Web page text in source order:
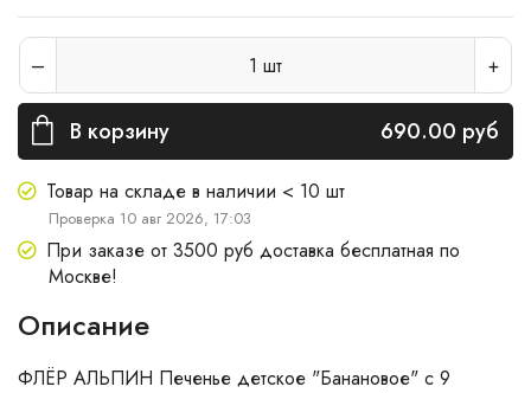
1 шт
В корзину 690.00 руб
Товар на складе в наличии < 10 шт
Проверка 10 авг 2026, 17:03
При заказе от 3500 руб доставка бесплатная по
Москве!
Описание
ФЛЁР АЛЬПИН Печенье детское "Банановое" с 9